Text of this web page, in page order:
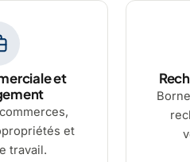
et
et
travail.